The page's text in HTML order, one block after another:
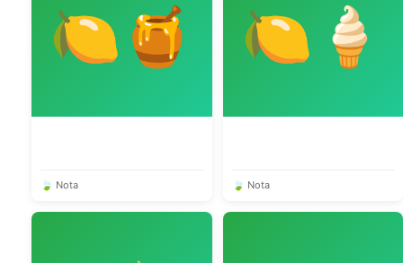
🍋🍯
🍃 Nota
🍋🍦
🍃 Nota